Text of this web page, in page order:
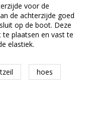
voor de
de achterzijde goed
op de boot. Deze
plaatsen en vast te
elastiek.
hoes